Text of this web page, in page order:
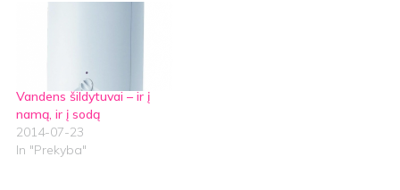
Vandens šildytuvai – ir į
namą, ir į sodą
2014-07-23
In "Prekyba"